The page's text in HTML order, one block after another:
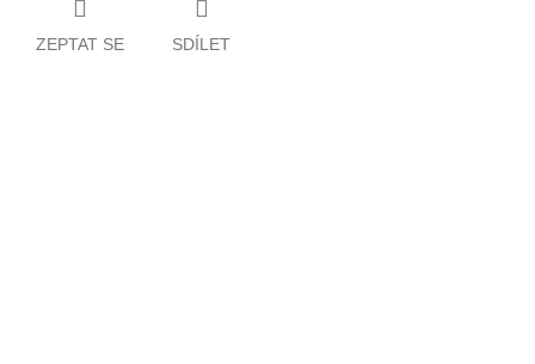
ZEPTAT SE SDÍLET